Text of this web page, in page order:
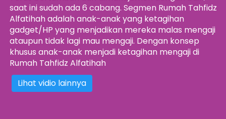
saat ini sudah ada 6 cabang. Segmen Rumah Tahfidz
Alfatihah adalah anak-anak yang ketagihan
gadget/HP yang menjadikan mereka malas mengaji
ataupun tidak lagi mau mengaji. Dengan konsep
khusus anak-anak menjadi ketagihan mengaji di
Rumah Tahfidz Alfatihah
Lihat vidio lainnya